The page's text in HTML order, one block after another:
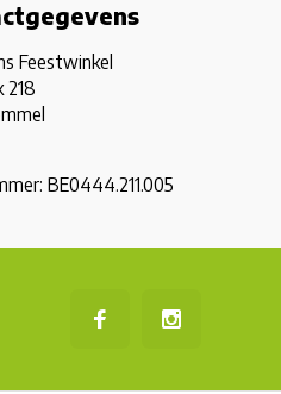
Feestwinkel
218
BE0444.211.005